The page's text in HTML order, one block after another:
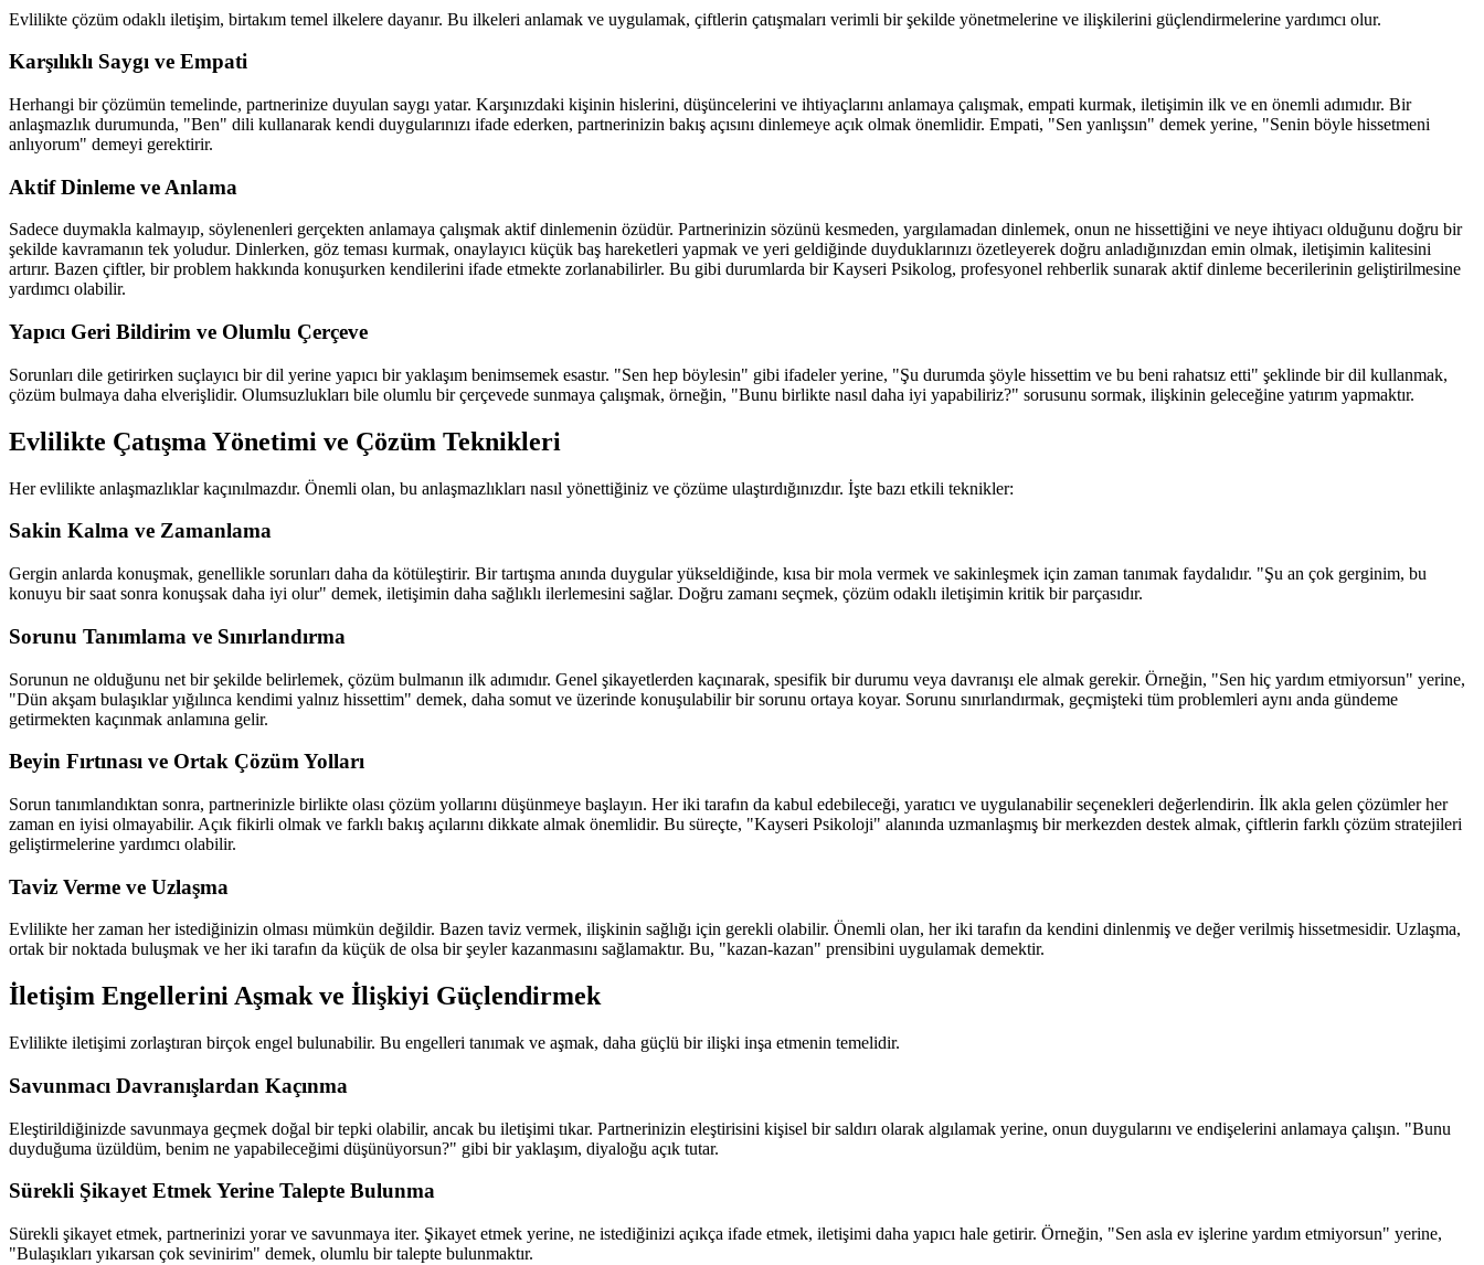
Evlilikte çözüm odaklı iletişim, birtakım temel ilkelere dayanır. Bu ilkeleri anlamak ve uygulamak, çiftlerin çatışmaları verimli bir şekilde yönetmelerine ve ilişkilerini güçlendirmelerine yardımcı olur.
Karşılıklı Saygı ve Empati
Herhangi bir çözümün temelinde, partnerinize duyulan saygı yatar. Karşınızdaki kişinin hislerini, düşüncelerini ve ihtiyaçlarını anlamaya çalışmak, empati kurmak, iletişimin ilk ve en önemli adımıdır. Bir
anlaşmazlık durumunda, "Ben" dili kullanarak kendi duygularınızı ifade ederken, partnerinizin bakış açısını dinlemeye açık olmak önemlidir. Empati, "Sen yanlışsın" demek yerine, "Senin böyle hissetmeni
anlıyorum" demeyi gerektirir.
Aktif Dinleme ve Anlama
Sadece duymakla kalmayıp, söylenenleri gerçekten anlamaya çalışmak aktif dinlemenin özüdür. Partnerinizin sözünü kesmeden, yargılamadan dinlemek, onun ne hissettiğini ve neye ihtiyacı olduğunu doğru bir
şekilde kavramanın tek yoludur. Dinlerken, göz teması kurmak, onaylayıcı küçük baş hareketleri yapmak ve yeri geldiğinde duyduklarınızı özetleyerek doğru anladığınızdan emin olmak, iletişimin kalitesini
artırır. Bazen çiftler, bir problem hakkında konuşurken kendilerini ifade etmekte zorlanabilirler. Bu gibi durumlarda bir Kayseri Psikolog, profesyonel rehberlik sunarak aktif dinleme becerilerinin geliştirilmesine
yardımcı olabilir.
Yapıcı Geri Bildirim ve Olumlu Çerçeve
Sorunları dile getirirken suçlayıcı bir dil yerine yapıcı bir yaklaşım benimsemek esastır. "Sen hep böylesin" gibi ifadeler yerine, "Şu durumda şöyle hissettim ve bu beni rahatsız etti" şeklinde bir dil kullanmak,
çözüm bulmaya daha elverişlidir. Olumsuzlukları bile olumlu bir çerçevede sunmaya çalışmak, örneğin, "Bunu birlikte nasıl daha iyi yapabiliriz?" sorusunu sormak, ilişkinin geleceğine yatırım yapmaktır.
Evlilikte Çatışma Yönetimi ve Çözüm Teknikleri
Her evlilikte anlaşmazlıklar kaçınılmazdır. Önemli olan, bu anlaşmazlıkları nasıl yönettiğiniz ve çözüme ulaştırdığınızdır. İşte bazı etkili teknikler:
Sakin Kalma ve Zamanlama
Gergin anlarda konuşmak, genellikle sorunları daha da kötüleştirir. Bir tartışma anında duygular yükseldiğinde, kısa bir mola vermek ve sakinleşmek için zaman tanımak faydalıdır. "Şu an çok gerginim, bu
konuyu bir saat sonra konuşsak daha iyi olur" demek, iletişimin daha sağlıklı ilerlemesini sağlar. Doğru zamanı seçmek, çözüm odaklı iletişimin kritik bir parçasıdır.
Sorunu Tanımlama ve Sınırlandırma
Sorunun ne olduğunu net bir şekilde belirlemek, çözüm bulmanın ilk adımıdır. Genel şikayetlerden kaçınarak, spesifik bir durumu veya davranışı ele almak gerekir. Örneğin, "Sen hiç yardım etmiyorsun" yerine,
"Dün akşam bulaşıklar yığılınca kendimi yalnız hissettim" demek, daha somut ve üzerinde konuşulabilir bir sorunu ortaya koyar. Sorunu sınırlandırmak, geçmişteki tüm problemleri aynı anda gündeme
getirmekten kaçınmak anlamına gelir.
Beyin Fırtınası ve Ortak Çözüm Yolları
Sorun tanımlandıktan sonra, partnerinizle birlikte olası çözüm yollarını düşünmeye başlayın. Her iki tarafın da kabul edebileceği, yaratıcı ve uygulanabilir seçenekleri değerlendirin. İlk akla gelen çözümler her
zaman en iyisi olmayabilir. Açık fikirli olmak ve farklı bakış açılarını dikkate almak önemlidir. Bu süreçte, "Kayseri Psikoloji" alanında uzmanlaşmış bir merkezden destek almak, çiftlerin farklı çözüm stratejileri
geliştirmelerine yardımcı olabilir.
Taviz Verme ve Uzlaşma
Evlilikte her zaman her istediğinizin olması mümkün değildir. Bazen taviz vermek, ilişkinin sağlığı için gerekli olabilir. Önemli olan, her iki tarafın da kendini dinlenmiş ve değer verilmiş hissetmesidir. Uzlaşma,
ortak bir noktada buluşmak ve her iki tarafın da küçük de olsa bir şeyler kazanmasını sağlamaktır. Bu, "kazan-kazan" prensibini uygulamak demektir.
İletişim Engellerini Aşmak ve İlişkiyi Güçlendirmek
Evlilikte iletişimi zorlaştıran birçok engel bulunabilir. Bu engelleri tanımak ve aşmak, daha güçlü bir ilişki inşa etmenin temelidir.
Savunmacı Davranışlardan Kaçınma
Eleştirildiğinizde savunmaya geçmek doğal bir tepki olabilir, ancak bu iletişimi tıkar. Partnerinizin eleştirisini kişisel bir saldırı olarak algılamak yerine, onun duygularını ve endişelerini anlamaya çalışın. "Bunu
duyduğuma üzüldüm, benim ne yapabileceğimi düşünüyorsun?" gibi bir yaklaşım, diyaloğu açık tutar.
Sürekli Şikayet Etmek Yerine Talepte Bulunma
Sürekli şikayet etmek, partnerinizi yorar ve savunmaya iter. Şikayet etmek yerine, ne istediğinizi açıkça ifade etmek, iletişimi daha yapıcı hale getirir. Örneğin, "Sen asla ev işlerine yardım etmiyorsun" yerine,
"Bulaşıkları yıkarsan çok sevinirim" demek, olumlu bir talepte bulunmaktır.